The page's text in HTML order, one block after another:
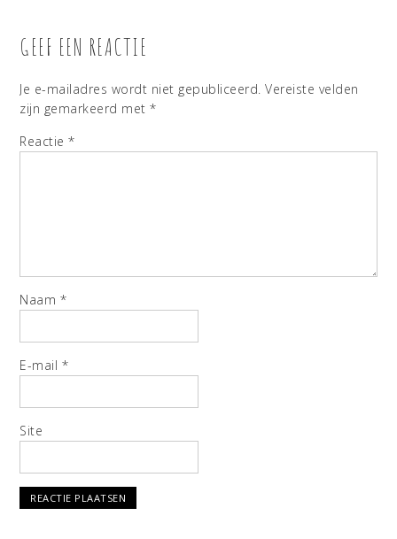
GEEF EEN REACTIE
Je e-mailadres wordt niet gepubliceerd. Vereiste velden
zijn gemarkeerd met*
Reactie*
Naam *
E-mail *
Site